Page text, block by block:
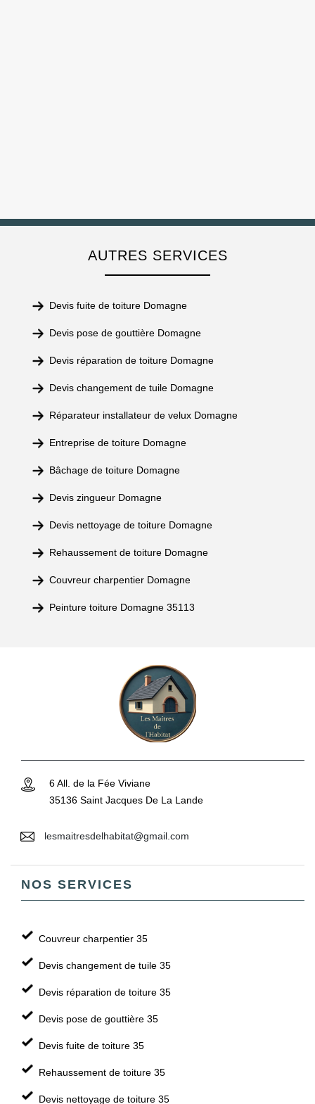
AUTRES SERVICES
Devis fuite de toiture Domagne
Devis pose de gouttière Domagne
Devis réparation de toiture Domagne
Devis changement de tuile Domagne
Réparateur installateur de velux Domagne
Entreprise de toiture Domagne
Bâchage de toiture Domagne
Devis zingueur Domagne
Devis nettoyage de toiture Domagne
Rehaussement de toiture Domagne
Couvreur charpentier Domagne
Peinture toiture Domagne 35113
6 All. de la Fée Viviane
35136 Saint Jacques De La Lande
lesmaitresdelhabitat@gmail.com
NOS SERVICES
Couvreur charpentier 35
Devis changement de tuile 35
Devis réparation de toiture 35
Devis pose de gouttière 35
Devis fuite de toiture 35
Rehaussement de toiture 35
Devis nettoyage de toiture 35